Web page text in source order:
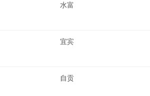
水富
宜宾
自贡